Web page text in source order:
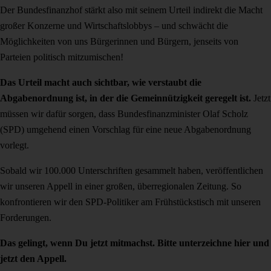
Der Bundesfinanzhof stärkt also mit seinem Urteil indirekt die Macht
großer Konzerne und Wirtschaftslobbys – und schwächt die
Möglichkeiten von uns Bürgerinnen und Bürgern, jenseits von
Parteien politisch mitzumischen!
Das Urteil macht auch sichtbar, wie verstaubt die
Abgabenordnung ist, in der die Gemeinnützigkeit geregelt ist. Jetzt
müssen wir dafür sorgen, dass Bundesfinanzminister Olaf Scholz
(SPD) umgehend einen Vorschlag für eine neue Abgabenordnung
vorlegt.
Sobald wir 100.000 Unterschriften gesammelt haben, veröffentlichen
wir unseren Appell in einer großen, überregionalen Zeitung. So
konfrontieren wir den SPD-Politiker am Frühstückstisch mit unseren
Forderungen.
Das gelingt, wenn Du jetzt mitmachst. Bitte unterzeichne hier und
jetzt den Appell.